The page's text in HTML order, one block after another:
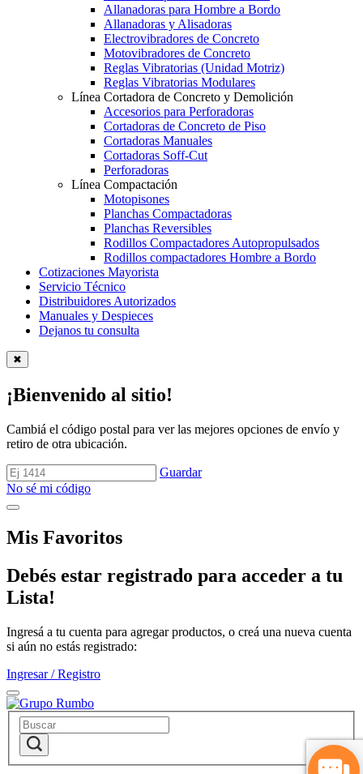
Allanadoras para Hombre a Bordo
Allanadoras y Alisadoras
Electrovibradores de Concreto
Motovibradores de Concreto
Reglas Vibratorias (Unidad Motriz)
Reglas Vibratorias Modulares
Línea Cortadora de Concreto y Demolición
Accesorios para Perforadoras
Cortadoras de Concreto de Piso
Cortadoras Manuales
Cortadoras Soff-Cut
Perforadoras
Línea Compactación
Motopisones
Planchas Compactadoras
Planchas Reversibles
Rodillos Compactadores Autopropulsados
Rodillos compactadores Hombre a Bordo
Cotizaciones Mayorista
Servicio Técnico
Distribuidores Autorizados
Manuales y Despieces
Dejanos tu consulta
✖
¡Bienvenido al sitio!
Cambiá el código postal para ver las mejores opciones de envío y
retiro de otra ubicación.
Guardar
No sé mi código
Mis Favoritos
Debés estar registrado para acceder a tu
Lista!
Ingresá a tu cuenta para agregar productos, o creá una nueva cuenta
si aún no estás registrado:
Ingresar / Registro